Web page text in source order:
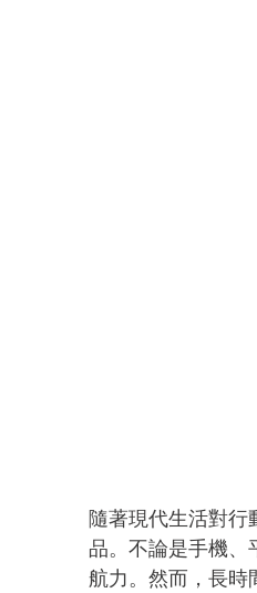
隨著現代生活對行
品。不論是手機、
航力。然而，長時